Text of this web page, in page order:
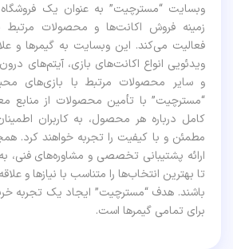
وبسایت “مسترچیت” به عنوان یک
زمینه فروش اکانت‌ها و محصولات مرتبط
فعالیت می‌کند. این وبسایت به گیمرها و
ویدئویی انواع اکانت‌های بازی، آیتم‌های
و سایر محصولات مرتبط با بازی‌های
“مسترچیت” با تأمین محصولات از منابع
کامل درباره هر محصول، به کاربران
مطمئن و با کیفیت را تجربه خواهند کرد.
ارائه پشتیبانی تخصصی و مشاوره‌های فنی،
تا بهترین انتخاب‌ها را متناسب با نیازها و
باشند. هدف “مسترچیت” ایجاد یک تجربه
برای تمامی گیمرها است.